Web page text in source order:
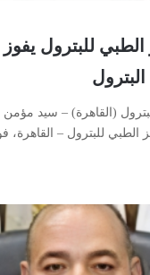
الطبي للبترول
(القاهرة) – سيد